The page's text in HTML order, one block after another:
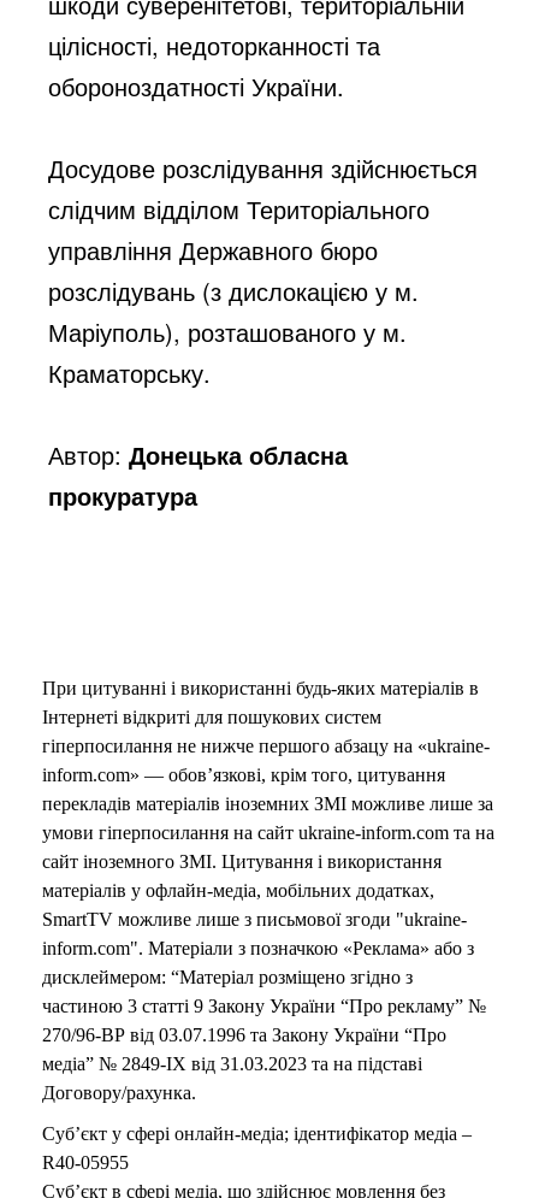
цілісності, недоторканності та
обороноздатності України.
Досудове розслідування здійснюється
слідчим відділом Територіального
управління Державного бюро
розслідувань (з дислокацією у м.
Маріуполь), розташованого у м.
Краматорську.
Автор:Донецька обласна
прокуратура
При цитуванні і використанні будь-яких матеріалів в
Інтернеті відкриті для пошукових систем
гіперпосилання не нижче першого абзацу на «ukraine-
inform.com» — обов’язкові, крім того, цитування
перекладів матеріалів іноземних ЗМІ можливе лише за
умови гіперпосилання на сайт ukraine-inform.com та на
сайт іноземного ЗМІ. Цитування і використання
матеріалів у офлайн-медіа, мобільних додатках,
SmartTV можливе лише з письмової згоди "ukraine-
inform.com". Матеріали з позначкою «Реклама» або з
дисклеймером: “Матеріал розміщено згідно з
частиною 3 статті 9 Закону України “Про рекламу” №
270/96-ВР від 03.07.1996 та Закону України “Про
медіа” № 2849-IX від 31.03.2023 та на підставі
Договору/рахунка.
Суб’єкт у сфері онлайн-медіа; ідентифікатор медіа –
R40-05955
Суб’єкт в сфері медіа, що здійснює мовлення без